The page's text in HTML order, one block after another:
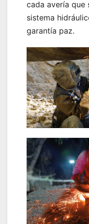
cada avería que
sistema
garantía paz.